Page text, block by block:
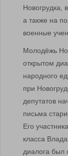
Новогрудка,
а также на
военные
Молодёжь
открытом
народного
при
депутатов
письма
Его
класса
диалога был